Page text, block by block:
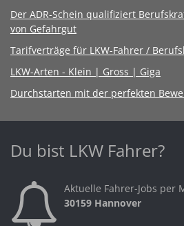
Der ADR-Schein qualifiziert
von Gefahrgut
Tarifverträge für LKW-Fahrer /
LKW-Arten - Klein | Gross | Giga
Durchstarten mit der perfekten
Du bist LKW Fahrer?
Aktuelle Fahrer-Jobs per
30159 Hannover